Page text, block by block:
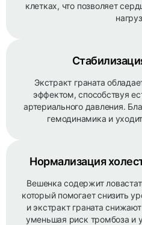
клетках, что позволяет
Экстракт граната
эффектом, способствуя
артериального давления.
гемодинамика и
Нормализация
Вешенка содержит
который помогает снизить
и экстракт граната
уменьшая риск тромбоза и